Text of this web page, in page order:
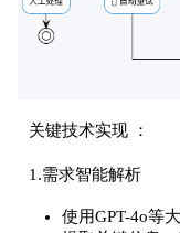
关键技术实现 ：
1.需求智能解析
使用GPT-4o等